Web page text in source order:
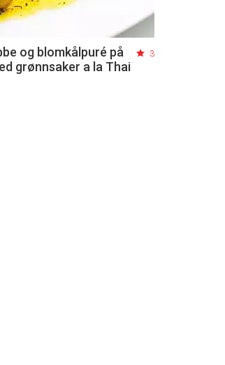
og blomkålpuré på
grønnsaker a la Thai
3